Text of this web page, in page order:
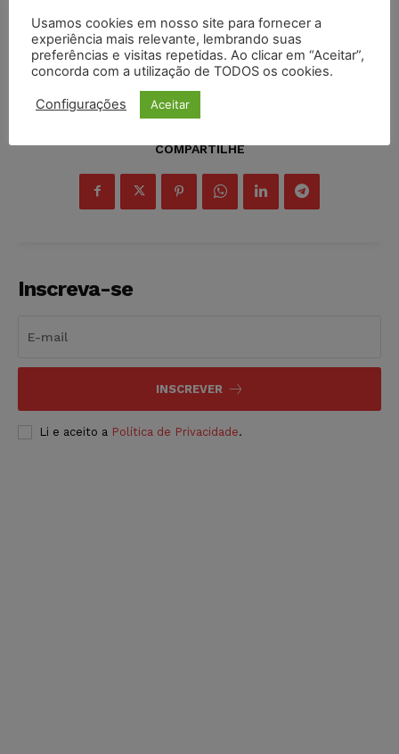
COMPARTILHE
Inscreva-se
INSCREVER
Li e aceito a Política de Privacidade.
Usamos cookies em nosso site para fornecer a
experiência mais relevante, lembrando suas
preferências e visitas repetidas. Ao clicar em “Aceitar”,
concorda com a utilização de TODOS os cookies.
Configurações Aceitar